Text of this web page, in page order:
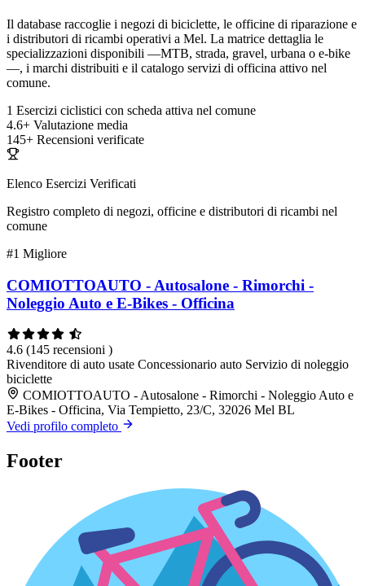
Il database raccoglie i negozi di biciclette, le officine di riparazione e
i distributori di ricambi operativi a Mel. La matrice dettaglia le
specializzazioni disponibili —MTB, strada, gravel, urbana o e-bike
—, i marchi distribuiti e il catalogo servizi di officina attivo nel
comune.
1 Esercizi ciclistici con scheda attiva nel comune
4.6+ Valutazione media
145+ Recensioni verificate
Elenco Esercizi Verificati
Registro completo di negozi, officine e distributori di ricambi nel
comune
#1 Migliore
COMIOTTOAUTO - Autosalone - Rimorchi -
Noleggio Auto e E-Bikes - Officina
4.6 (145 recensioni )
Rivenditore di auto usate Concessionario auto Servizio di noleggio
biciclette
COMIOTTOAUTO - Autosalone - Rimorchi - Noleggio Auto e
E-Bikes - Officina, Via Tempietto, 23/C, 32026 Mel BL
Vedi profilo completo
Footer